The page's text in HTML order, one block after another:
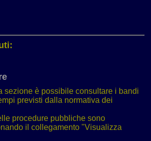
sezione è possibile consultare i bandi
previsti dalla normativa dei
procedure pubbliche sono
il collegamento "Visualizza